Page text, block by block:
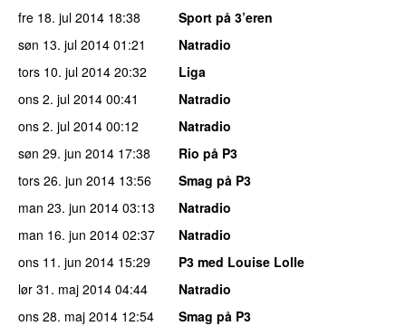
fre 18. jul 2014 18:38
Sport på 3’eren
søn 13. jul 2014 01:21
Natradio
tors 10. jul 2014 20:32
Liga
ons 2. jul 2014 00:41
Natradio
ons 2. jul 2014 00:12
Natradio
søn 29. jun 2014 17:38
Rio på P3
tors 26. jun 2014 13:56
Smag på P3
man 23. jun 2014 03:13
Natradio
man 16. jun 2014 02:37
Natradio
ons 11. jun 2014 15:29
P3 med Louise Lolle
lør 31. maj 2014 04:44
Natradio
ons 28. maj 2014 12:54
Smag på P3